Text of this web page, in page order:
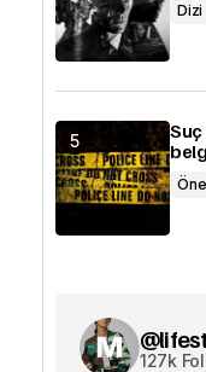
Dizi
Suç
127k